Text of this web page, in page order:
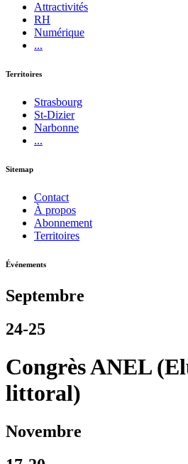
Attractivités
RH
Numérique
...
Territoires
Strasbourg
St-Dizier
Narbonne
...
Sitemap
Contact
À propos
Abonnement
Territoires
Événements
Septembre
24-25
Congrès ANEL
littoral)
Novembre